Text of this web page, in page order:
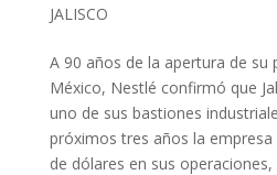
JALISCO
A 90 años de la apertura de su
México, Nestlé confirmó que
uno de sus bastiones
próximos tres años la
de dólares en sus